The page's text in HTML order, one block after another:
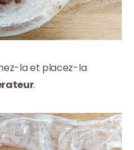
la et placez-la
.